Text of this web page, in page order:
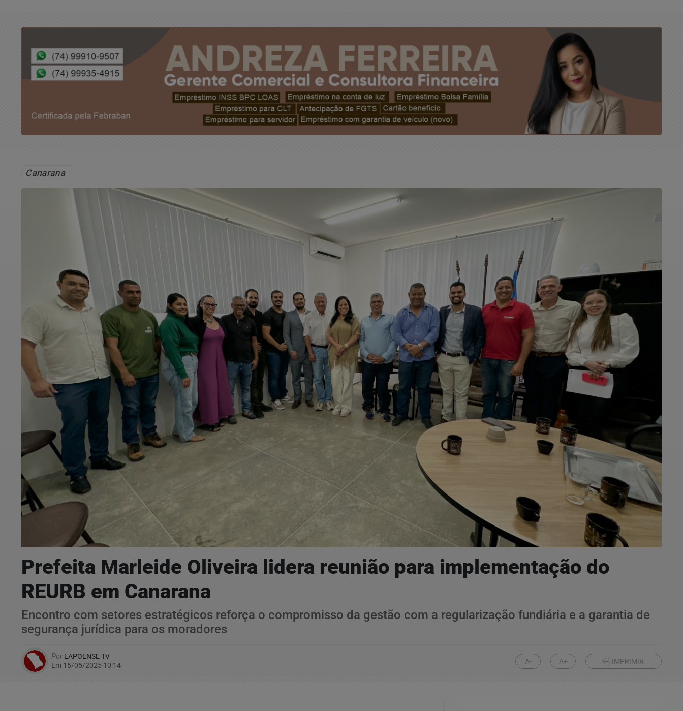
Canarana
Prefeita Marleide Oliveira lidera reunião para implementação do
REURB em Canarana
Encontro com setores estratégicos reforça o compromisso da gestão com a regularização fundiária e a garantia de
segurança jurídica para os moradores
Por LAPOENSE TV
Em 15/05/2025 10:14
A- A+ IMPRIMIR